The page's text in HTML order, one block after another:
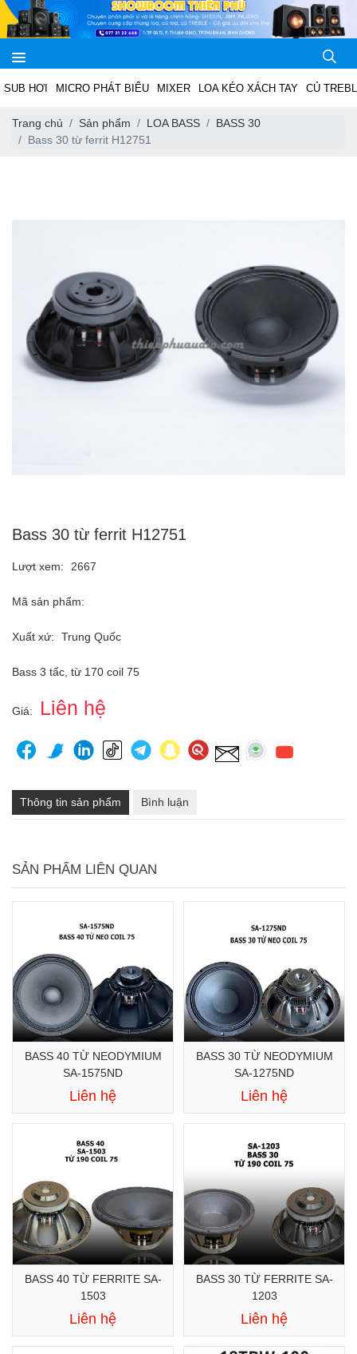
SUB HƠI MICRO PHÁT BIỂU MIXER LOA KÉO XÁCH TAY CỦ
Trang chủ Sản phẩm LOA BASS
BASS 30
Bass 30 từ ferrit H12751
Bass 30 từ ferrit H12751
Lượt xem: 2667
Mã sản phẩm:
Xuất xứ: Trung Quốc
Bass 3 tấc, từ 170 coil 75
Giá: Liên hệ
Thông tin sản phẩm Bình luận
SẢN PHẨM LIÊN QUAN
BASS 40 TỪ NEODYMIUM
SA-1575ND
Liên hệ
BASS 30 TỪ NEODYMIUM
SA-1275ND
Liên hệ
BASS 40 TỪ FERRITE SA-
1503
Liên hệ
BASS 30 TỪ FERRITE SA-
1203
Liên hệ